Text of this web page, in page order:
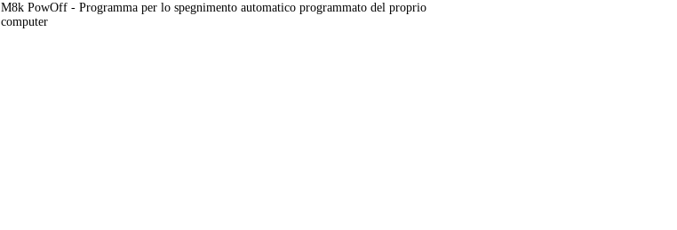
M8k PowOff - Programma per lo spegnimento automatico programmato del proprio
computer